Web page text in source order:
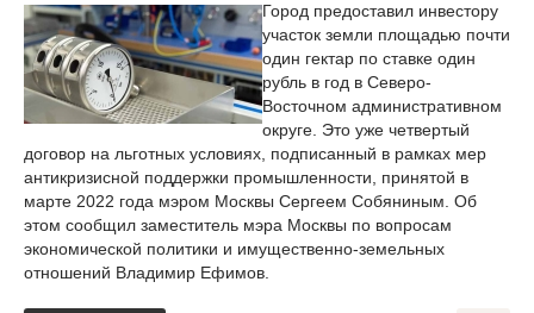
Город предоставил инвестору
участок земли площадью почти
один гектар по ставке один
рубль в год в Северо-
Восточном административном
округе. Это уже четвертый
договор на льготных условиях, подписанный в рамках мер
антикризисной поддержки промышленности, принятой в
марте 2022 года мэром Москвы Сергеем Собяниным. Об
этом сообщил заместитель мэра Москвы по вопросам
экономической политики и имущественно-земельных
отношений Владимир Ефимов.